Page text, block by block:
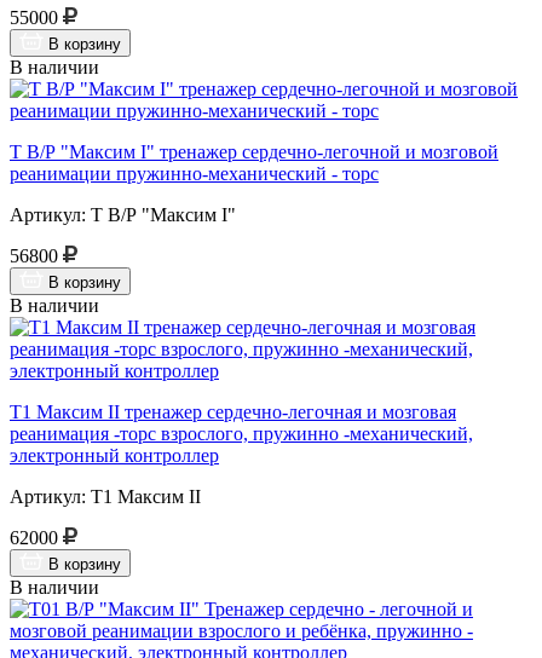
55000
В корзину
В наличии
Т В/Р "Максим I" тренажер сердечно-легочной и мозговой
реанимации пружинно-механический - торс
Артикул: Т В/Р "Максим I"
56800
В корзину
В наличии
Т1 Максим II тренажер сердечно-легочная и мозговая
реанимация -торс взрослого, пружинно -механический,
электронный контроллер
Артикул: Т1 Максим II
62000
В корзину
В наличии